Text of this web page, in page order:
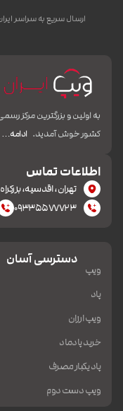
ارسال سریع به سراسر
به اولین و بزرگترین مرکز
کشور خوش آمدید. ادامه…
اطلاعات تماس
تهران، اقدسیه،
۰۹۳۳۵۵۷۷۷۲۳
دسترسی آسان
ویپ
پاد
ویپ ارزان
خرید پادماد
پاد یکبار مصرف
ویپ دست دوم